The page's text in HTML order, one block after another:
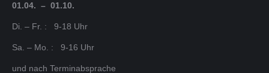
01.04. – 01.10.
Di. – Fr. : 9-18 Uhr
Sa. – Mo. : 9-16 Uhr
und nach Terminabsprache